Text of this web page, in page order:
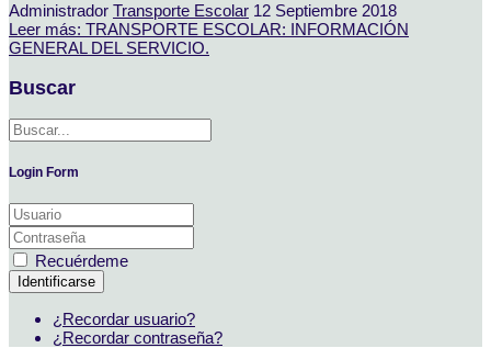
Administrador Transporte Escolar 12 Septiembre 2018
Leer más: TRANSPORTE ESCOLAR: INFORMACIÓN
GENERAL DEL SERVICIO.
Buscar
Login Form
Recuérdeme
Identificarse
¿Recordar usuario?
¿Recordar contraseña?